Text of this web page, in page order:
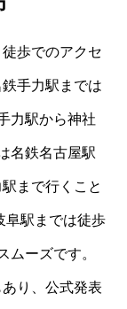
歩でのアクセ
手力駅までは
力駅から神社
名鉄名古屋駅
まで行くこと
阜駅までは徒歩
ムーズです。
り、公式発表